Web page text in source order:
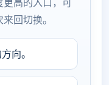
更高的入口，可
回切换。
向。